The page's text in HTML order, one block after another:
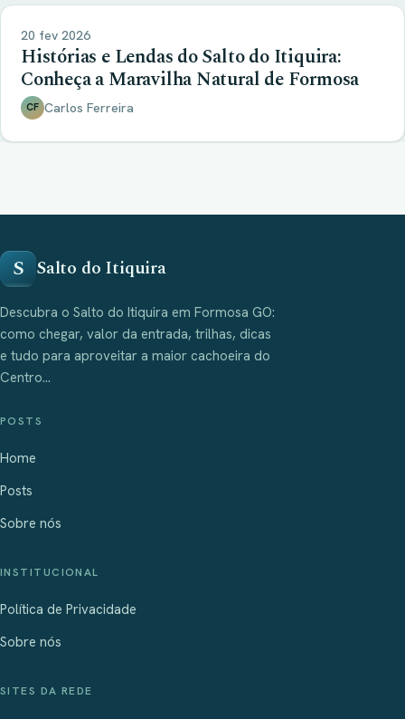
20 fev 2026
Histórias e Lendas do Salto do Itiquira:
Conheça a Maravilha Natural de Formosa
CF Carlos Ferreira
S Salto do Itiquira
Descubra o Salto do Itiquira em Formosa GO:
como chegar, valor da entrada, trilhas, dicas
e tudo para aproveitar a maior cachoeira do
Centro...
POSTS
Home
Posts
Sobre nós
INSTITUCIONAL
Política de Privacidade
Sobre nós
SITES DA REDE